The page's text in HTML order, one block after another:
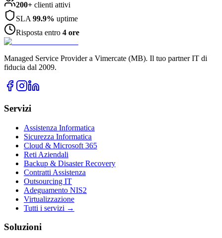
200+ clienti attivi
SLA 99.9% uptime
Risposta entro 4 ore
Managed Service Provider a Vimercate (MB). Il tuo partner IT di
fiducia dal 2009.
Servizi
Assistenza Informatica
Sicurezza Informatica
Cloud & Microsoft 365
Reti Aziendali
Backup & Disaster Recovery
Contratti Assistenza
Outsourcing IT
Adeguamento NIS2
Virtualizzazione
Tutti i servizi →
Soluzioni